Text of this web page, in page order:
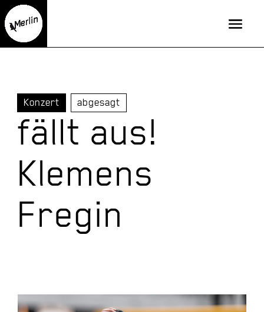
Konzert abgesagt
fällt aus!
Klemens
Fregin